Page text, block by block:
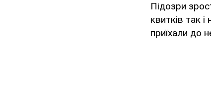
Підозри
квитків так
приїхали до